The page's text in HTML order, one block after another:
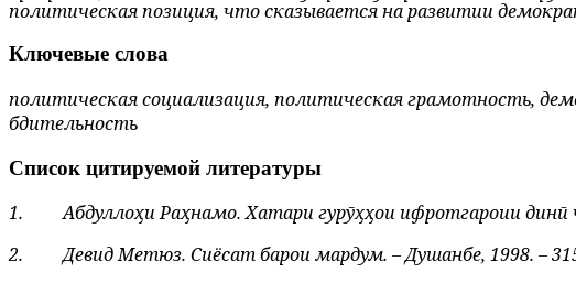
политическая позиция, что сказывается на развитии
Ключевые слова
политическая социализация, политическая грамотность,
бдительность
Список цитируемой литературы
1.
Абдуллоҳи Раҳнамо. Хатари гурӯҳҳои ифротгароии динӣ
2.
Девид Метюз. Сиёсат барои мардум. – Душанбе, 1998. –